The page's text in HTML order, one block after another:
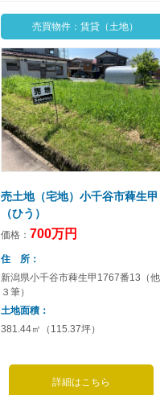
売買物件：賃貸（土地）
売土地（宅地）小千谷市薭生甲
（ひう）
価格： 700万円
住 所
新潟県小千谷市薭生甲1767番13（他
３筆）
土地面積
381.44㎡（115.37坪）
詳細はこちら